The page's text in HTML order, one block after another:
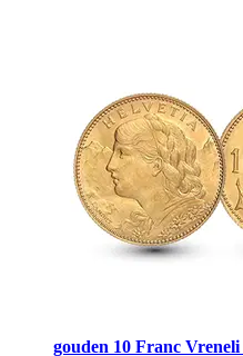
gouden 10 Franc